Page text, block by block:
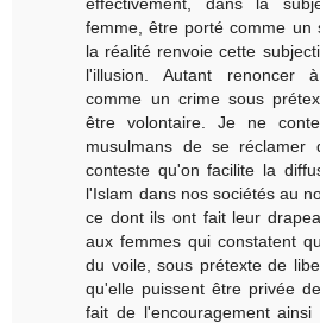
femme, être porté comme un
la réalité renvoie cette
l'illusion. Autant renoncer
comme un crime sous
être volontaire. Je ne
musulmans de se réclamer
conteste qu'on facilite la
l'Islam dans nos sociétés au
ce dont ils ont fait leur
aux femmes qui constatent
du voile, sous prétexte de
qu'elle puissent être privée
fait de l'encouragement